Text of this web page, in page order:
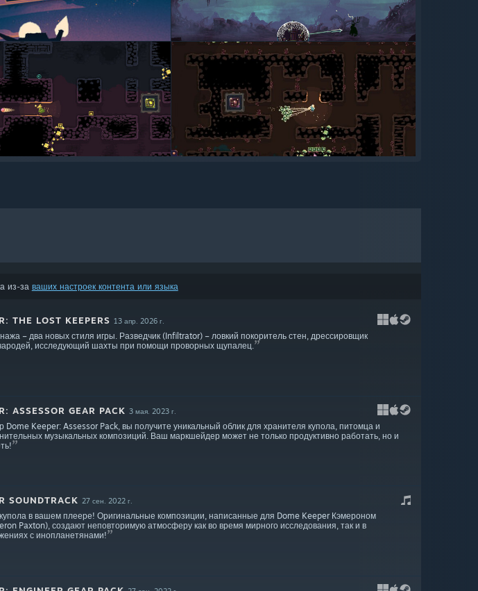
из-за ваших настроек контента или языка
THE LOST KEEPERS 13 апр. 2026 г.
– два новых стиля игры. Разведчик (Infiltrator) – ловкий покоритель стен, дрессировщик
исследующий шахты при помощи проворных щупалец.
ASSESSOR GEAR PACK 3 мая. 2023 г.
Dome Keeper: Assessor Pack, вы получите уникальный облик для хранителя купола, питомца и
музыкальных композиций. Ваш маркшейдер может не только продуктивно работать, но и
SOUNDTRACK 27 сен. 2022 г.
в вашем плеере! Оригинальные композиции, написанные для Dome Keeper Кэмероном
Paxton), создают неповторимую атмосферу как во время мирного исследования, так и в
с инопланетянами!